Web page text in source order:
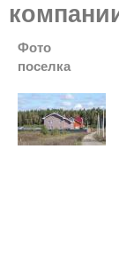
Фото
поселка